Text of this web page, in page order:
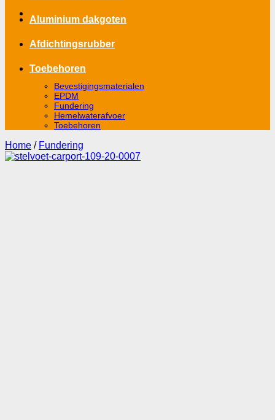
Aluminium dakgoten
Afdichtingsrubber
Toebehoren
Bevestigingsmaterialen
EPDM
Fundering
Hemelwaterafvoer
Toebehoren
Home / Fundering